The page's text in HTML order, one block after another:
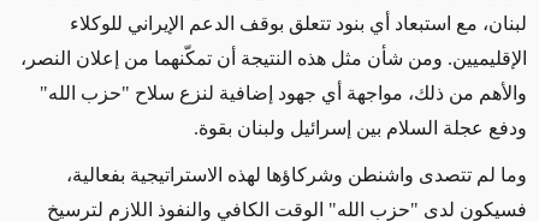
لبنان، مع استبعاد أي بنود تتعلق بوقف الدعم الإيراني للوكلاء
الإقليميين. ومن شأن مثل هذه النتيجة أن تمكّنهما من إعلان النصر،
والأهم من ذلك، مواجهة أي جهود إضافية لنزع سلاح "حزب الله"
ودفع عجلة السلام بين إسرائيل ولبنان بقوة.
وما لم تتصدى واشنطن وشركاؤها لهذه الاستراتيجية بفعالية،
فسيكون لدى "حزب الله" الوقت الكافي والنفوذ اللازم لترسيخ